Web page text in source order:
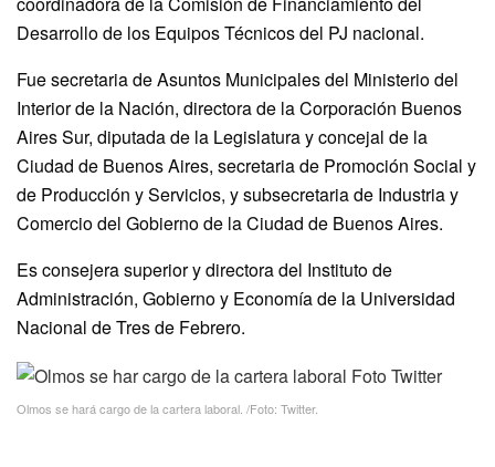
Desarrollo de los Equipos Técnicos del PJ nacional.
Fue secretaria de Asuntos Municipales del Ministerio del
Interior de la Nación, directora de la Corporación Buenos
Aires Sur, diputada de la Legislatura y concejal de la
Ciudad de Buenos Aires, secretaria de Promoción Social y
de Producción y Servicios, y subsecretaria de Industria y
Comercio del Gobierno de la Ciudad de Buenos Aires.
Es consejera superior y directora del Instituto de
Administración, Gobierno y Economía de la Universidad
Nacional de Tres de Febrero.
Olmos se hará cargo de la cartera laboral. /Foto: Twitter.